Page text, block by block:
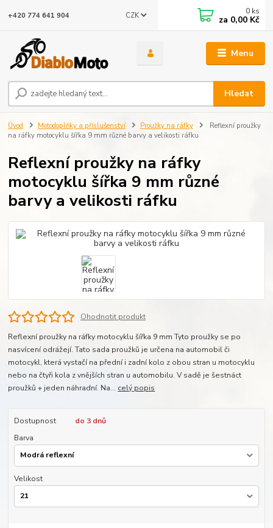
Menu
CZK
Hledat
+420 774 641 904 0 ks
za 0,00 Kč
Úvod Motodoplňky a příslušenství Proužky na ráfky
Reflexní proužky
na ráfky motocyklu šířka 9 mm různé barvy a velikosti ráfku
Reflexní proužky na ráfky
motocyklu šířka 9 mm různé
barvy a velikosti ráfku
Ohodnotit produkt
Reflexní proužky na ráfky motocyklu šířka 9 mm Tyto proužky se po
nasvícení odrážejí. Tato sada proužků je určena na automobil či
motocykl, která vystačí na přední i zadní kolo z obou stran u motocyklu
nebo na čtyři kola z vnějších stran u automobilu. V sadě je šestnáct
proužků + jeden náhradní. Na... celý popis
Dostupnost
do 3 dnů
Barva
Velikost